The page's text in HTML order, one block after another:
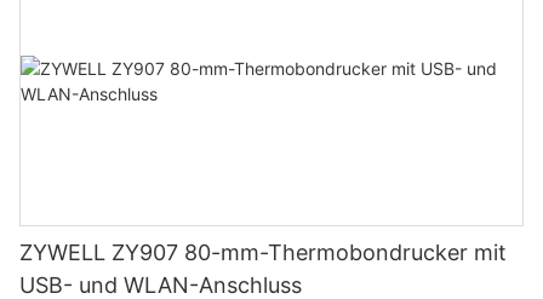
ZYWELL ZY907 80-mm-Thermobondrucker mit
USB- und WLAN-Anschluss